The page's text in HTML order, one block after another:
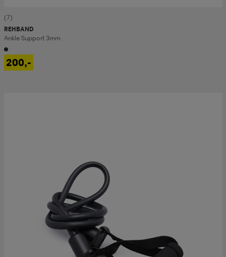
(7)
REHBAND
Ankle Support 3mm
200,-